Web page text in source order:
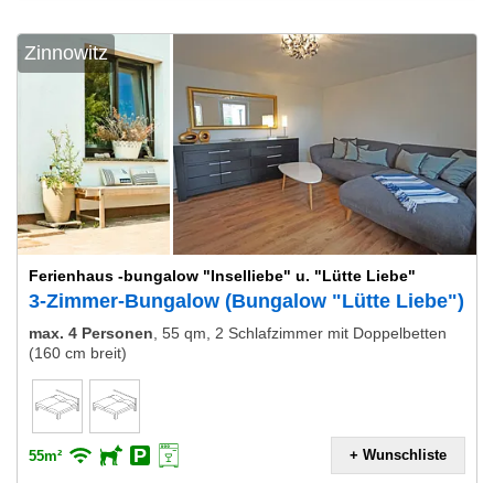
Zinnowitz
Ferienhaus -bungalow "Inselliebe" u. "Lütte Liebe"
3-Zimmer-Bungalow (Bungalow "Lütte Liebe")
max. 4 Personen 55 qm, 2 Schlafzimmer mit Doppelbetten
(160 cm breit)
55m² + Wunschliste